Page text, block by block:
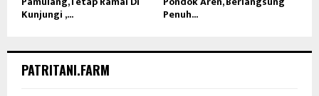
Kunjungi ,... Penuh...
PATRITANI.FARM